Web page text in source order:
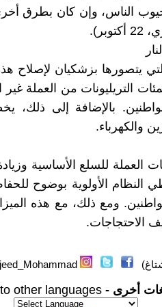
الناس، وإن كان بطرق
يتصورها بزشكيان لإصلاح
التريليونات من العملة
بالإضافة إلى ذلك،
والكهرباء.
للسلع الأساسية وزيادة
الأولوية بوضوح
ومع ذلك، مع هذه
الاحتجاجات.
أخرى - other languages